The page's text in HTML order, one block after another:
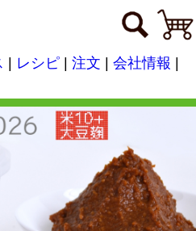
レシピ 注文 会社情報